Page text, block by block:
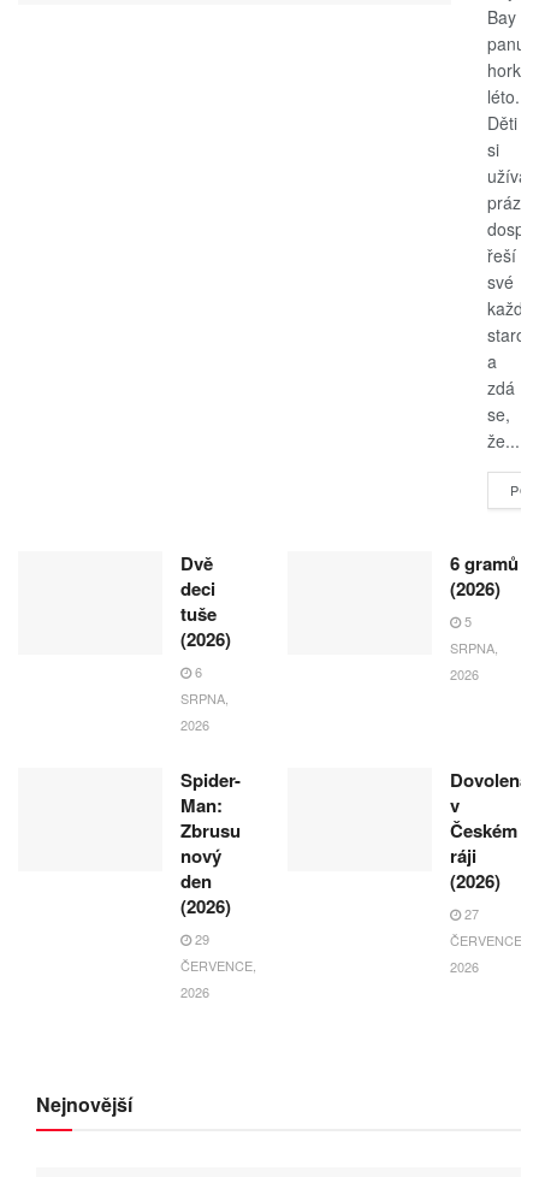
Bay
panuje
horké
léto.
Děti
si
užívají
řeší
své
a
zdá
se,
že...
Dvě
deci
tuše
(2026)
6
SRPNA,
2026
6 gramů
(2026)
5
SRPNA,
2026
Spider-
Man:
Zbrusu
nový
den
(2026)
29
ČERVENCE,
2026
Dovolená
v
Českém
ráji
(2026)
27
ČERVENCE,
2026
Nejnovější